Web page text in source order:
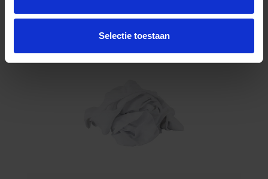
Selectie toestaan
Bestel nu!